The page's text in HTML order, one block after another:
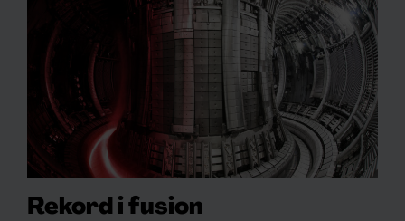
Rekord i fusion